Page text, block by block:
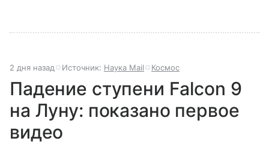
2 дня назад Источник: Наука Mail Космос
Падение ступени Falcon 9
на Луну: показано первое
видео